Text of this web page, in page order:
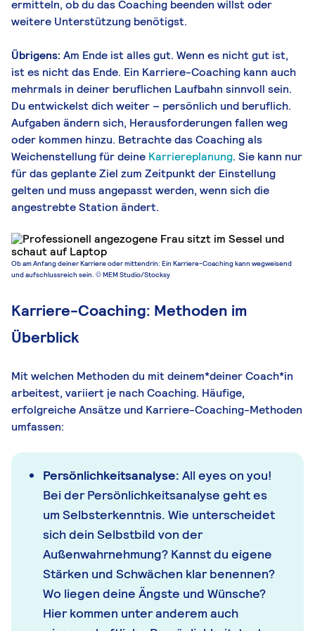
ermitteln, ob du das Coaching beenden willst oder
weitere Unterstützung benötigst.
Übrigens: Am Ende ist alles gut. Wenn es nicht gut ist,
ist es nicht das Ende. Ein Karriere-Coaching kann auch
mehrmals in deiner beruflichen Laufbahn sinnvoll sein.
Du entwickelst dich weiter – persönlich und beruflich.
Aufgaben ändern sich, Herausforderungen fallen weg
oder kommen hinzu. Betrachte das Coaching als
Weichenstellung für deine Karriereplanung. Sie kann nur
für das geplante Ziel zum Zeitpunkt der Einstellung
gelten und muss angepasst werden, wenn sich die
angestrebte Station ändert.
Ob am Anfang deiner Karriere oder mittendrin: Ein Karriere-Coaching kann wegweisend
und aufschlussreich sein. © MEM Studio/Stocksy
Karriere-Coaching: Methoden im
Überblick
Mit welchen Methoden du mit deinem*deiner Coach*in
arbeitest, variiert je nach Coaching. Häufige,
erfolgreiche Ansätze und Karriere-Coaching-Methoden
umfassen:
Persönlichkeitsanalyse: All eyes on you!
Bei der Persönlichkeitsanalyse geht es
um Selbsterkenntnis. Wie unterscheidet
sich dein Selbstbild von der
Außenwahrnehmung? Kannst du eigene
Stärken und Schwächen klar benennen?
Wo liegen deine Ängste und Wünsche?
Hier kommen unter anderem auch